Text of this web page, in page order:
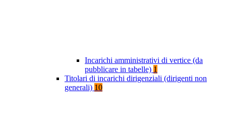
Incarichi amministrativi di vertice (da
pubblicare in tabelle) 1
Titolari di incarichi dirigenziali (dirigenti non
generali) 10